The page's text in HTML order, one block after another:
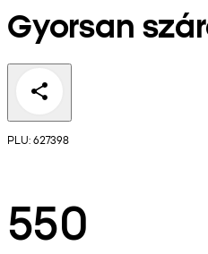
Gyorsan
PLU: 627398
550